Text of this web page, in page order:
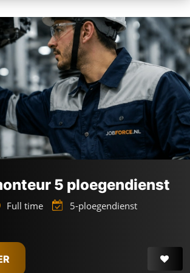
5 ploegendienst
Full time
5-ploegendienst